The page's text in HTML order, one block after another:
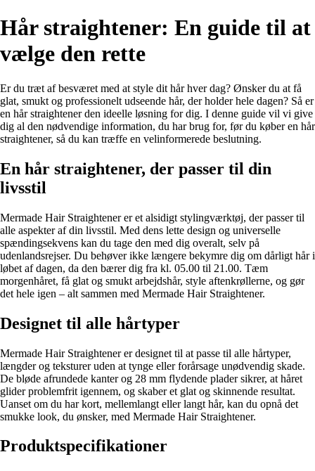
Hår straightener: En guide til at
vælge den rette
Er du træt af besværet med at style dit hår hver dag? Ønsker du at få
glat, smukt og professionelt udseende hår, der holder hele dagen? Så er
en hår straightener den ideelle løsning for dig. I denne guide vil vi give
dig al den nødvendige information, du har brug for, før du køber en hår
straightener, så du kan træffe en velinformerede beslutning.
En hår straightener, der passer til din
livsstil
Mermade Hair Straightener er et alsidigt stylingværktøj, der passer til
alle aspekter af din livsstil. Med dens lette design og universelle
spændingsekvens kan du tage den med dig overalt, selv på
udenlandsrejser. Du behøver ikke længere bekymre dig om dårligt hår i
løbet af dagen, da den bærer dig fra kl. 05.00 til 21.00. Tæm
morgenhåret, få glat og smukt arbejdshår, style aftenkrøllerne, og gør
det hele igen – alt sammen med Mermade Hair Straightener.
Designet til alle hårtyper
Mermade Hair Straightener er designet til at passe til alle hårtyper,
længder og teksturer uden at tynge eller forårsage unødvendig skade.
De bløde afrundede kanter og 28 mm flydende plader sikrer, at håret
glider problemfrit igennem, og skaber et glat og skinnende resultat.
Uanset om du har kort, mellemlangt eller langt hår, kan du opnå det
smukke look, du ønsker, med Mermade Hair Straightener.
Produktspecifikationer